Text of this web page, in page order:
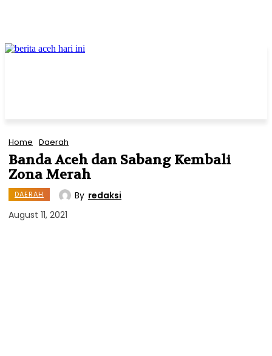
Home Daerah
Banda Aceh dan Sabang Kembali
Zona Merah
DAERAH By redaksi
August 11, 2021